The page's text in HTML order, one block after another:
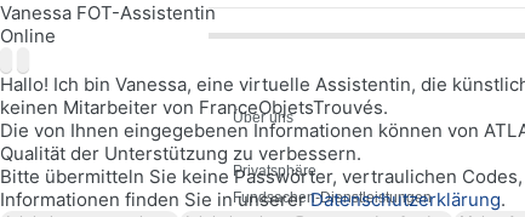
Über uns
Privatsphäre
Fundsachen-Dienstleistungen
Vanessa FOT-Assistentin
Online
Hallo! Ich bin Vanessa, eine virtuelle Assistentin, die
keinen Mitarbeiter von FranceObjetsTrouvés.
Die von Ihnen eingegebenen Informationen können von
Qualität der Unterstützung zu verbessern.
Bitte übermitteln Sie keine Passwörter, vertraulichen
Informationen finden Sie in unsererDatenschutzerklärung.